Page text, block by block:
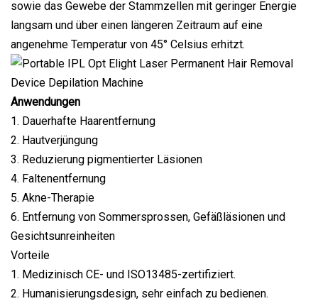
sowie das Gewebe der Stammzellen mit geringer Energie
langsam und über einen längeren Zeitraum auf eine
angenehme Temperatur von 45° Celsius erhitzt.
Anwendungen
1. Dauerhafte Haarentfernung
2. Hautverjüngung
3. Reduzierung pigmentierter Läsionen
4. Faltenentfernung
5. Akne-Therapie
6. Entfernung von Sommersprossen, Gefäßläsionen und
Gesichtsunreinheiten
Vorteile
1. Medizinisch CE- und ISO13485-zertifiziert.
2. Humanisierungsdesign, sehr einfach zu bedienen.